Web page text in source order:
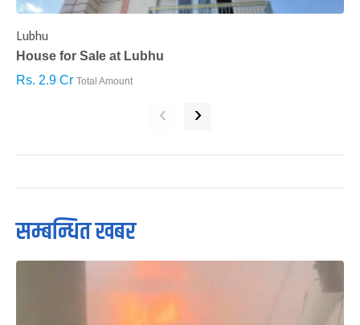
Lubhu
House for Sale at Lubhu
Rs. 2.9 Cr Total Amount
‹ ›
सम्बन्धित खबर